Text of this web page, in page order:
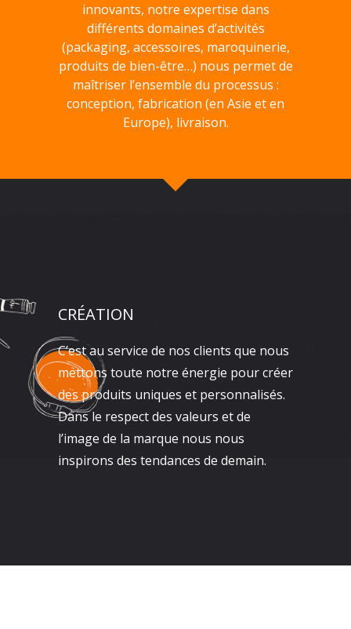
innovants, notre expertise dans
différents domaines d’activités
(packaging, accessoires, maroquinerie,
produits de bien-être…) nous permet de
maîtriser l’ensemble du processus :
conception, fabrication (en Asie et en
Europe), livraison.
CRÉATION
C’est au service de nos clients que nous
mettons toute notre énergie pour créer
des produits uniques et personnalisés.
Dans le respect des valeurs et de
l’image de la marque nous nous
inspirons des tendances de demain.